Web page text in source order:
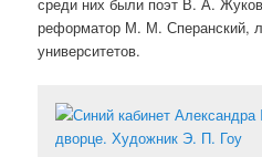
реформатор М. М. Сперанский,
университетов.